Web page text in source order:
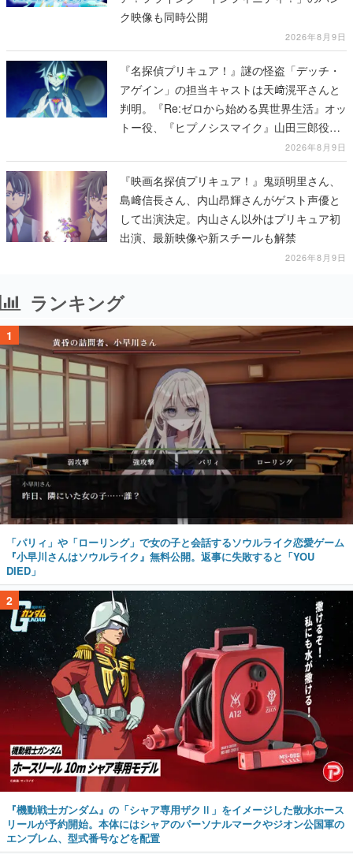
ク映像も同時公開
2026年8月9日
『名探偵プリキュア！』謎の怪盗「デッチ・
アゲイン」の担当キャストは天﨑滉平さんと
判明。『Re:ゼロから始める異世界生活』オッ
トー役、『ヒプノシスマイク』山田三郎役な
2026年8月9日
『映画名探偵プリキュア！』鬼頭明里さん、
島﨑信長さん、内山昂輝さんがゲスト声優と
して出演決定。内山さん以外はプリキュア初
出演、最新映像や新スチールも解禁
2026年8月9日
ランキング
1
「パリィ」や「ローリング」で女の子と会話するソウルライク恋愛ゲーム
『小早川さんはソウルライク』無料公開。返事に失敗すると「YOU
DIED」
2
『機動戦士ガンダム』の「シャア専用ザクⅡ」をイメージした散水ホース
リールが予約開始。本体にはシャアのパーソナルマークやジオン公国軍の
エンブレム、型式番号などを配置